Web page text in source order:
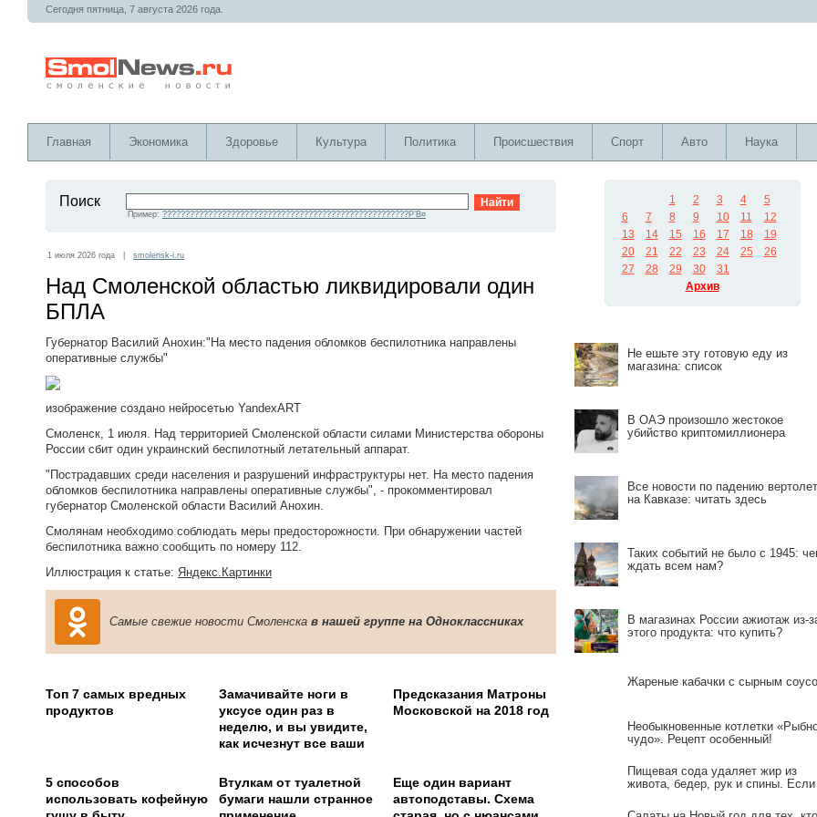
Сегодня пятница, 7 августа 2026 года.
Главная Экономика Здоровье Культура Политика Происшествия Спорт Авто Наука
Поиск
Пример: ??????????????????????????????????????????????????????Р’В¤
1 июля 2026 года | smolensk-i.ru
Над Смоленской областью ликвидировали один
БПЛА
Губернатор Василий Анохин:"На место падения обломков беспилотника направлены
оперативные службы"
изображение создано нейросетью YandexART
Смоленск, 1 июля. Над территорией Смоленской области силами Министерства обороны
России сбит один украинский беспилотный летательный аппарат.
"Пострадавших среди населения и разрушений инфраструктуры нет. На место падения
обломков беспилотника направлены оперативные службы", - прокомментировал
губернатор Смоленской области Василий Анохин.
Смолянам необходимо соблюдать меры предосторожности. При обнаружении частей
беспилотника важно сообщить по номеру 112.
Иллюстрация к статье: Яндекс.Картинки
Самые свежие новости Смоленска в нашей группе на Одноклассниках
Топ 7 самых вредных
продуктов
Замачивайте ноги в
уксусе один раз в
неделю, и вы увидите,
как исчезнут все ваши
Предсказания Матроны
Московской на 2018 год
5 способов
использовать кофейную
Втулкам от туалетной
бумаги нашли странное
Еще один вариант
автоподставы. Схема
1 2 3 4
5
6
7 8 9 10 11
12
13
14 15 16 17 18
19
20
21 22 23 24 25
26
27
28 29 30
31
Архив
Не ешьте эту готовую еду из
магазина: список
В ОАЭ произошло жестокое
убийство криптомиллионера
Все новости по падению
на Кавказе: читать здесь
Таких событий не было с 1945:
ждать всем нам?
В магазинах России ажиотаж из-
этого продукта: что купить?
Жареные кабачки с сырным
Необыкновенные котлетки
чудо». Рецепт особенный!
Пищевая сода удаляет жир из
живота, бедер, рук и спины. Если